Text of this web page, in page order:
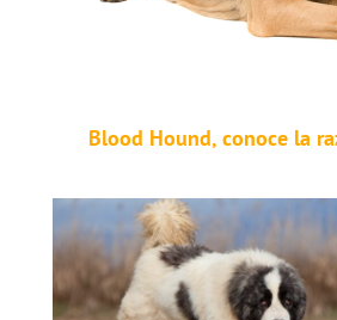
Blood Hound, conoce la